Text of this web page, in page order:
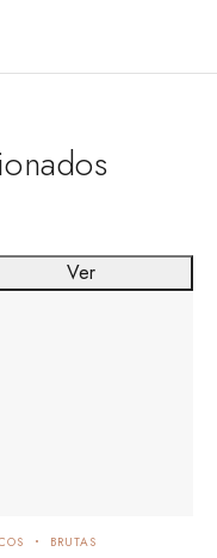
BRUTAS
Ver